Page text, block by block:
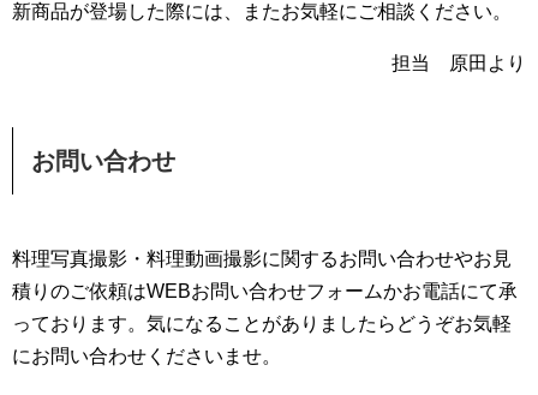
新商品が登場した際には、またお気軽にご相談ください。
担当 原田より
お問い合わせ
料理写真撮影・料理動画撮影に関するお問い合わせやお見
積りのご依頼はWEBお問い合わせフォームかお電話にて承
っております。気になることがありましたらどうぞお気軽
にお問い合わせくださいませ。